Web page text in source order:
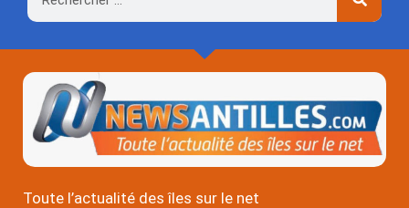
Toute l’actualité des îles sur le net